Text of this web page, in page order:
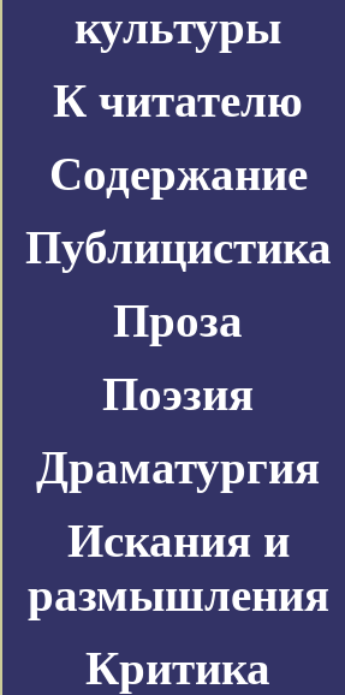
культуры
К читателю
Содержание
Публицистика
Проза
Поэзия
Драматургия
Искания и
размышления
Критика